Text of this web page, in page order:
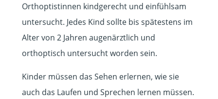
Orthoptistinnen kindgerecht und einfühlsam
untersucht. Jedes Kind sollte bis spätestens im
Alter von 2 Jahren augenärztlich und
orthoptisch untersucht worden sein.
Kinder müssen das Sehen erlernen, wie sie
auch das Laufen und Sprechen lernen müssen.